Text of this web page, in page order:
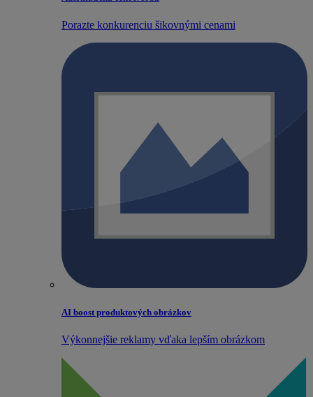
Porazte konkurenciu šikovnými cenami
AI boost produktových obrázkov
Výkonnejšie reklamy vďaka lepším obrázkom